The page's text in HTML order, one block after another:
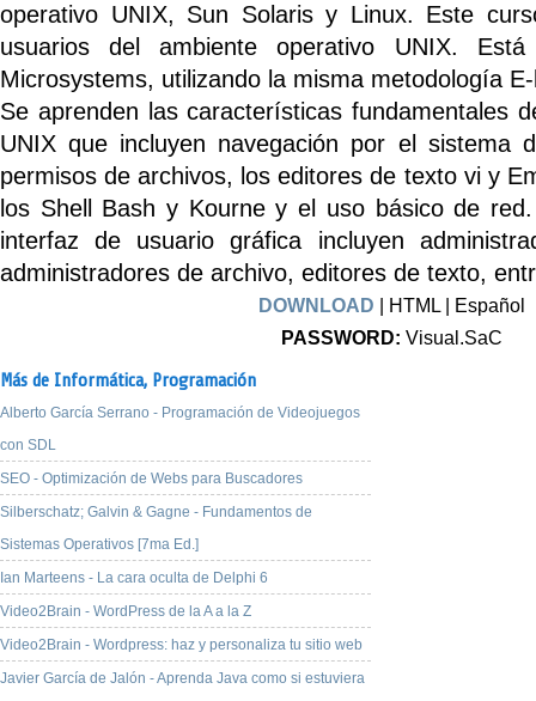
operativo UNIX, Sun Solaris y Linux. Este
usuarios del ambiente operativo UNIX.
Microsystems, utilizando la misma metodología
Se aprenden las características fundamentales
UNIX que incluyen navegación por el sistema
permisos de archivos, los editores de texto vi y
los Shell Bash y Kourne y el uso básico de
interfaz de usuario gráfica incluyen
administradores de archivo, editores de texto,
DOWNLOAD | HTML | Español
PASSWORD: Visual.SaC
Más de Informática, Programación
Alberto García Serrano - Programación de Videojuegos
con SDL
SEO - Optimización de Webs para Buscadores
Silberschatz; Galvin & Gagne - Fundamentos de
Sistemas Operativos [7ma Ed.]
Ian Marteens - La cara oculta de Delphi 6
Video2Brain - WordPress de la A a la Z
Video2Brain - Wordpress: haz y personaliza tu sitio web
Javier García de Jalón - Aprenda Java como si estuviera